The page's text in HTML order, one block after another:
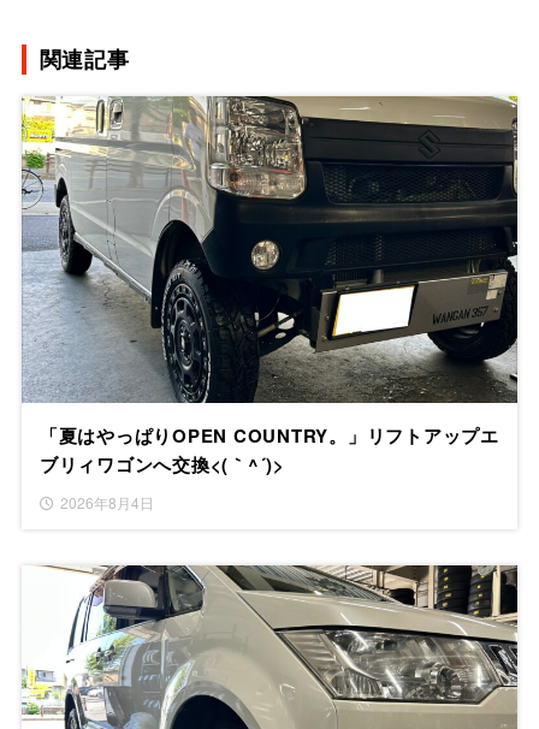
関連記事
「夏はやっぱりOPEN COUNTRY。」リフトアップエ
ブリィワゴンへ交換<(｀^´)>
2026年8月4日